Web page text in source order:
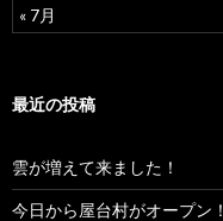
« 7月
最近の投稿
雲が増えて来ました！
今日から屋台村がオープン！